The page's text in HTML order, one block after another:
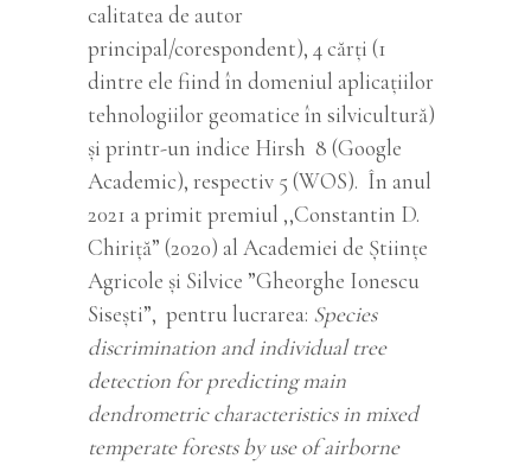
calitatea de autor
principal/corespondent), 4 cărți (1
dintre ele fiind în domeniul aplicațiilor
tehnologiilor geomatice în silvicultură)
și printr-un indice Hirsh 8 (Google
Academic), respectiv 5 (WOS). În anul
2021 a primit premiul ,,Constantin D.
Chiriță” (2020) al Academiei de Științe
Agricole și Silvice ”Gheorghe Ionescu
Sisești”, pentru lucrarea: Species
discrimination and individual tree
detection for predicting main
dendrometric characteristics in mixed
temperate forests by use of airborne